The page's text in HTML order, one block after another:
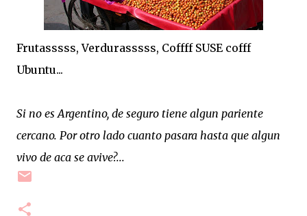
Frutasssss, Verdurasssss, Coffff SUSE cofff
Ubuntu...
Si no es Argentino, de seguro tiene algun pariente
cercano. Por otro lado cuanto pasara hasta que algun
vivo de aca se avive?...